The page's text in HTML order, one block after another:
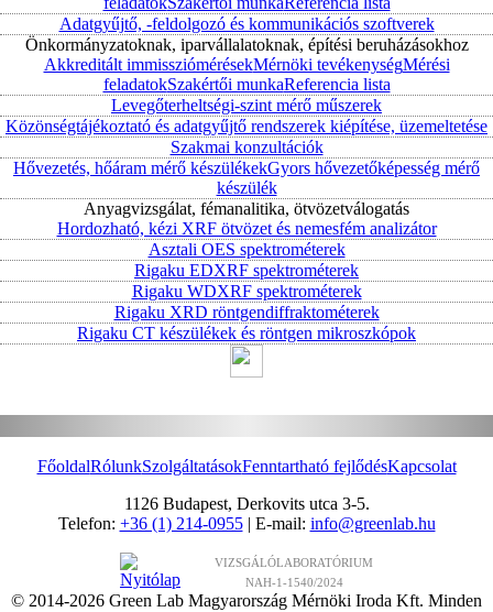
Adatgyűjtő, -feldolgozó és kommunikációs szoftverek
Önkormányzatoknak, iparvállalatoknak, építési beruházásokhoz
Akkreditált immissziómérésekMérnöki tevékenységMérési
feladatokSzakértői munkaReferencia lista
Levegőterheltségi-szint mérő műszerek
Közönségtájékoztató és adatgyűjtő rendszerek kiépítése, üzemeltetése
Szakmai konzultációk
Hővezetés, hőáram mérő készülékekGyors hővezetőképesség mérő
készülék
Anyagvizsgálat, fémanalitika, ötvözetválogatás
Hordozható, kézi XRF ötvözet és nemesfém analizátor
Asztali OES spektrométerek
Rigaku EDXRF spektrométerek
Rigaku WDXRF spektrométerek
Rigaku XRD röntgendiffraktométerek
Rigaku CT készülékek és röntgen mikroszkópok
FőoldalRólunkSzolgáltatásokFenntartható fejlődésKapcsolat
1126 Budapest, Derkovits utca 3-5.
Telefon: +36 (1) 214-0955| E-mail: info@greenlab.hu
VIZSGÁLÓLABORATÓRIUM
NAH-1-1540/2024
© 2014-2026 Green Lab Magyarország Mérnöki Iroda Kft. Minden